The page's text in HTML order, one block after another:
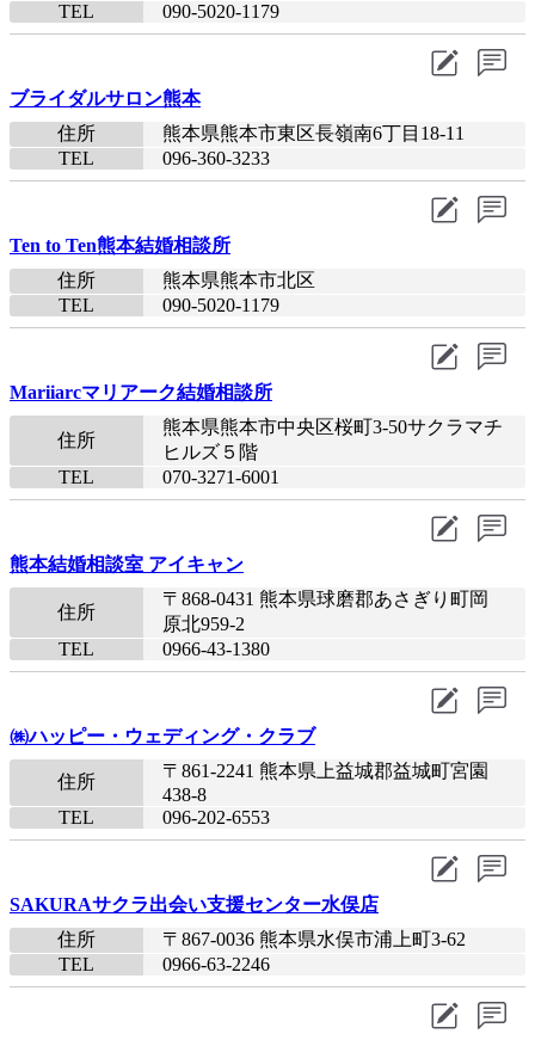
TEL
090-5020-1179​
ブライダルサロン熊本
住所
熊本県熊本市東区長嶺南6丁目18-11
TEL
096-360-3233​
Ten to Ten熊本結婚相談所
住所
熊本県熊本市北区
TEL
090-5020-1179​
Mariiarcマリアーク結婚相談所
住所
熊本県熊本市中央区桜町3-50サクラマチ
ヒルズ５階
TEL
070-3271-6001​
熊本結婚相談室 アイキャン
住所
〒868-0431 熊本県球磨郡あさぎり町岡
原北959-2
TEL
0966-43-1380
㈱ハッピー・ウェディング・クラブ
住所
〒861-2241 熊本県上益城郡益城町宮園
438-8
TEL
096-202-6553
SAKURAサクラ出会い支援センター水俣店
住所
〒867-0036 熊本県水俣市浦上町3-62
TEL
0966-63-2246